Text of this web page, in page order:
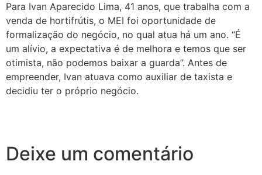
Para Ivan Aparecido Lima, 41 anos, que trabalha com a
venda de hortifrútis, o MEI foi oportunidade de
formalização do negócio, no qual atua há um ano. “É
um alívio, a expectativa é de melhora e temos que ser
otimista, não podemos baixar a guarda”. Antes de
empreender, Ivan atuava como auxiliar de taxista e
decidiu ter o próprio negócio.
Deixe um comentário